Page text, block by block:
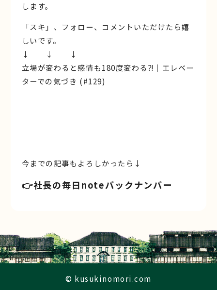
します。
「スキ」、フォロー、コメントいただけたら嬉
しいです。
↓ ↓ ↓
立場が変わると感情も180度変わる⁈｜エレベー
ターでの気づき (#129)
今までの記事もよろしかったら↓
👉️社長の毎日noteバックナンバー
© kusukinomori.com